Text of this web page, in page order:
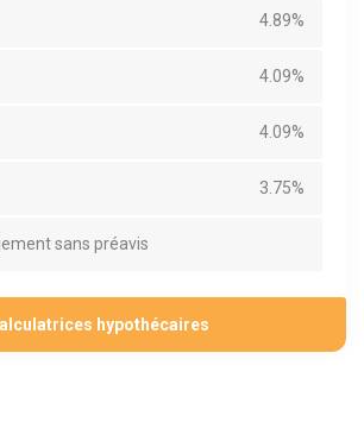
4.89%
4.09%
4.09%
3.75%
sans préavis
hypothécaires